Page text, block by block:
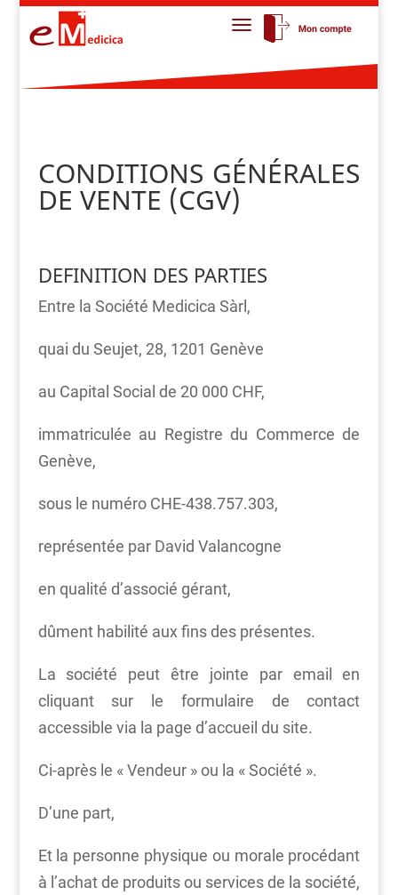
CONDITIONS GÉNÉRALES
DE VENTE (CGV)
DEFINITION DES PARTIES
Entre la Société Medicica Sàrl,
quai du Seujet, 28, 1201 Genève
au Capital Social de 20 000 CHF,
immatriculée au Registre du Commerce de
Genève,
sous le numéro CHE-438.757.303,
représentée par David Valancogne
en qualité d’associé gérant,
dûment habilité aux fins des présentes.
La société peut être jointe par email en
cliquant sur le formulaire de contact
accessible via la page d’accueil du site.
Ci-après le « Vendeur » ou la « Société ».
D’une part,
Et la personne physique ou morale procédant
à l’achat de produits ou services de la société,